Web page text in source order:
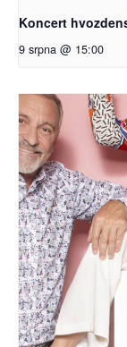
Koncert
9 srpna @ 15:00